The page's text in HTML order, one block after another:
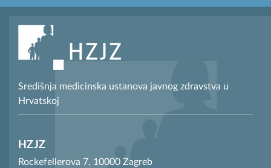
Središnja medicinska ustanova javnog zdravstva u
Hrvatskoj
HZJZ
Rockefellerova 7, 10000 Zagreb